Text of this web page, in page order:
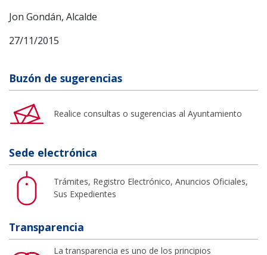
Jon Gondán, Alcalde
27/11/2015
Buzón de sugerencias
Realice consultas o sugerencias al Ayuntamiento
Sede electrónica
Trámites, Registro Electrónico, Anuncios Oficiales,
Sus Expedientes
Transparencia
La transparencia es uno de los principios